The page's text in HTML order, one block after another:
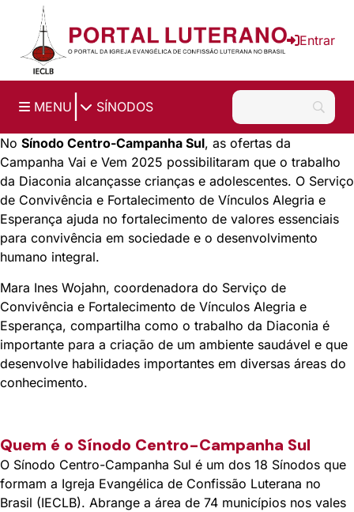
Ir para o conteúdo principal
Entrar
MENU SÍNODOS
No Sínodo Centro-Campanha Sul, as ofertas da
Campanha Vai e Vem 2025 possibilitaram que o trabalho
da Diaconia alcançasse crianças e adolescentes. O Serviço
de Convivência e Fortalecimento de Vínculos Alegria e
Esperança ajuda no fortalecimento de valores essenciais
para convivência em sociedade e o desenvolvimento
humano integral.
Mara Ines Wojahn, coordenadora do Serviço de
Convivência e Fortalecimento de Vínculos Alegria e
Esperança, compartilha como o trabalho da Diaconia é
importante para a criação de um ambiente saudável e que
desenvolve habilidades importantes em diversas áreas do
conhecimento.
Quem é o Sínodo Centro-Campanha Sul
O Sínodo Centro-Campanha Sul é um dos 18 Sínodos que
formam a Igreja Evangélica de Confissão Luterana no
Brasil (IECLB). Abrange a área de 74 municípios nos vales